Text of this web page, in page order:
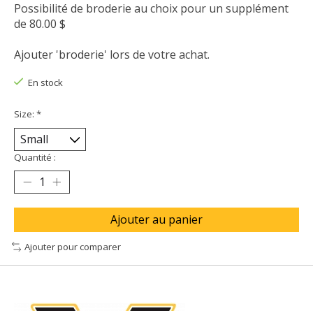
Possibilité de broderie au choix pour un supplément
de 80.00 $
Ajouter 'broderie' lors de votre achat.
En stock
Size: *
Quantité :
Ajouter au panier
Ajouter pour comparer